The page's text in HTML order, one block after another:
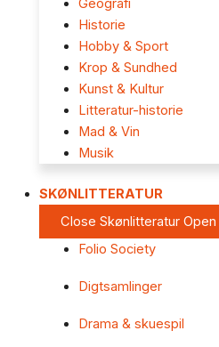
Geografi
Historie
Hobby & Sport
Krop & Sundhed
Kunst & Kultur
Litteratur-historie
Mad & Vin
Musik
SKØNLITTERATUR
Close Skønlitteratur
Folio Society
Digtsamlinger
Drama & skuespil